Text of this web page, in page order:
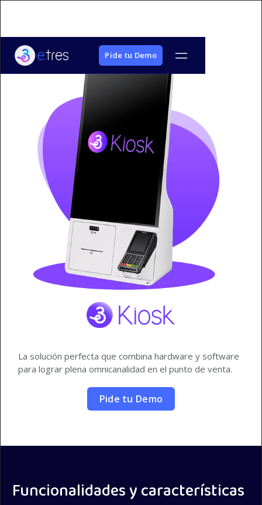
Pide tu Demo
La solución perfecta que combina hardware y software
para lograr plena omnicanalidad en el punto de venta.
Pide tu Demo
Funcionalidades y características